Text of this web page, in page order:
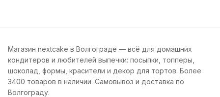
Магазин nextcake в Волгограде — всё для домашних
кондитеров и любителей выпечки: посыпки, топперы,
шоколад, формы, красители и декор для тортов. Более
3400 товаров в наличии. Самовывоз и доставка по
Волгограду.